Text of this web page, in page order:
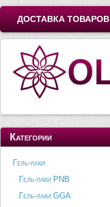
ДОСТАВКА ТОВАРОВ
Категории
Гель-лаки
Гель-лаки PNB
Гель-лаки GGA